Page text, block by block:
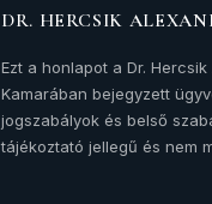
DR. HERCSIK
Ezt a honlapot a Dr.
Kamarában bejegyzett
jogszabályok és belső
tájékoztató jellegű és nem